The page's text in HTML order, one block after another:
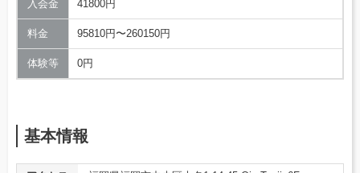
入会金 41800円
料金 95810円〜260150円
体験等 0円
基本情報